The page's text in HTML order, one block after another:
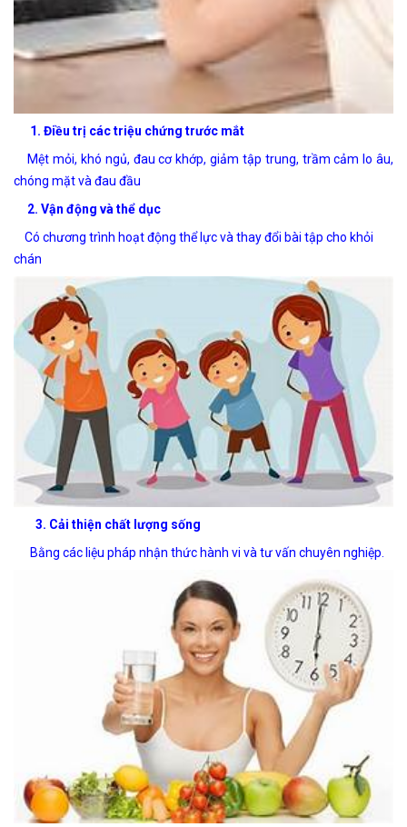
1. Điều trị các triệu chứng trước mắt
Mệt mỏi, khó ngủ, đau cơ khớp, giảm tập trung, trầm cảm lo âu,
chóng mặt và đau đầu
2. Vận động và thể dục
Có chương trình hoạt động thể lực và thay đổi bài tập cho khỏi
chán
3. Cải thiện chất lượng sống
Bằng các liệu pháp nhận thức hành vi và tư vấn chuyên nghiệp.